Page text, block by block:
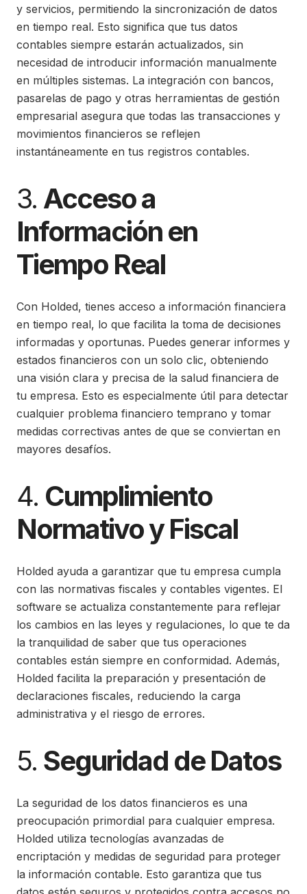
y servicios, permitiendo la sincronización de datos
en tiempo real. Esto significa que tus datos
contables siempre estarán actualizados, sin
necesidad de introducir información manualmente
en múltiples sistemas. La integración con bancos,
pasarelas de pago y otras herramientas de gestión
empresarial asegura que todas las transacciones y
movimientos financieros se reflejen
instantáneamente en tus registros contables.
3. Acceso a
Información en
Tiempo Real
Con Holded, tienes acceso a información financiera
en tiempo real, lo que facilita la toma de decisiones
informadas y oportunas. Puedes generar informes y
estados financieros con un solo clic, obteniendo
una visión clara y precisa de la salud financiera de
tu empresa. Esto es especialmente útil para detectar
cualquier problema financiero temprano y tomar
medidas correctivas antes de que se conviertan en
mayores desafíos.
4. Cumplimiento
Normativo y Fiscal
Holded ayuda a garantizar que tu empresa cumpla
con las normativas fiscales y contables vigentes. El
software se actualiza constantemente para reflejar
los cambios en las leyes y regulaciones, lo que te da
la tranquilidad de saber que tus operaciones
contables están siempre en conformidad. Además,
Holded facilita la preparación y presentación de
declaraciones fiscales, reduciendo la carga
administrativa y el riesgo de errores.
5. Seguridad de Datos
La seguridad de los datos financieros es una
preocupación primordial para cualquier empresa.
Holded utiliza tecnologías avanzadas de
encriptación y medidas de seguridad para proteger
la información contable. Esto garantiza que tus